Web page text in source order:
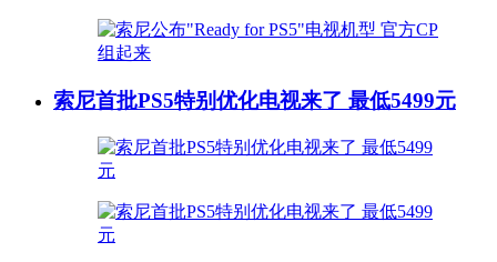
索尼首批PS5特别优化电视来了 最低5499元